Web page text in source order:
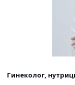
Гинеколог,